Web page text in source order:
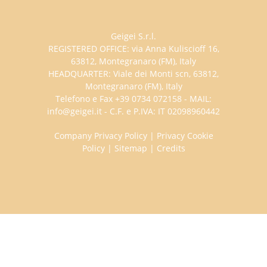
Geigei S.r.l.
REGISTERED OFFICE: via Anna Kuliscioff 16,
63812, Montegranaro (FM), Italy
HEADQUARTER: Viale dei Monti scn, 63812,
Montegranaro (FM), Italy
Telefono e Fax +39 0734 072158 - MAIL:
info@geigei.it - C.F. e P.IVA: IT 02098960442
Company Privacy Policy| Privacy Cookie
Policy| Sitemap | Credits